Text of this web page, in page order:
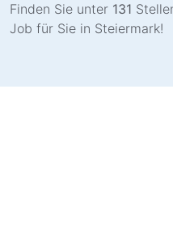
Finden Sie unter 131
Job für Sie in Steiermark!